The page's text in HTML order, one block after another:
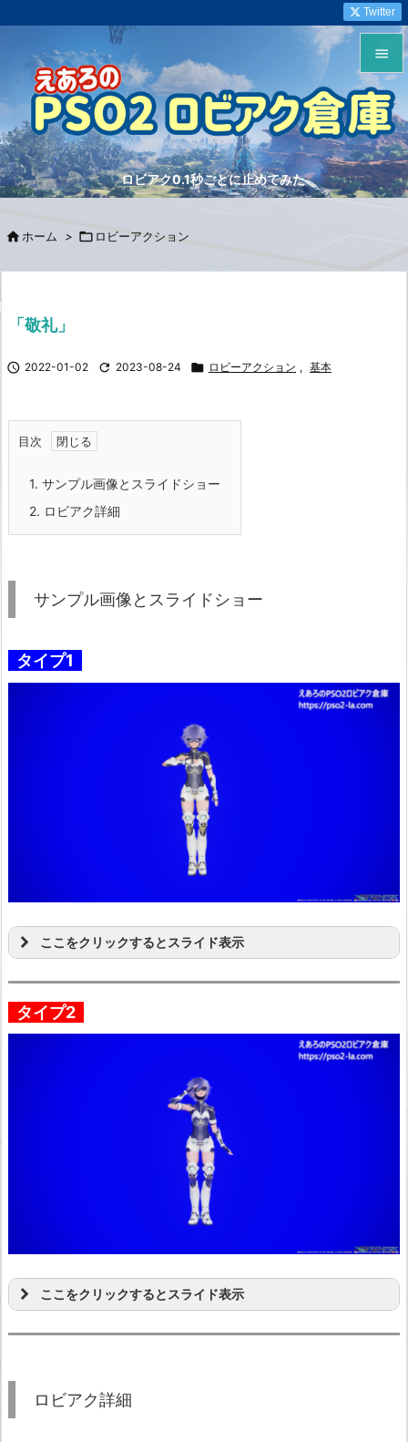
ロビアク0.1秒ごとに止めてみた


メニュ

サイド


Twitter
 ホーム >  ロビーアクション
「敬礼」
 2022-01-02  2023-08-24  ロビーアクション , 基本
目次
1. サンプル画像とスライドショー
2. ロビアク詳細
サンプル画像とスライドショー
タイプ1
ここをクリックするとスライド表示
タイプ2
ここをクリックするとスライド表示
ロビアク詳細